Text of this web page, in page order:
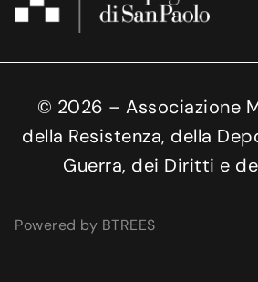
© 2026 – Associazione
della Resistenza, della
Guerra, dei Diritti e
Powered by BTREES